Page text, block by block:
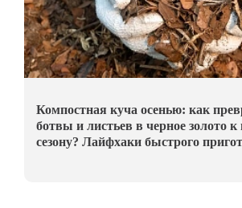
Компостная куча осенью: как
ботвы и листьев в черное золото
сезону? Лайфхаки быстрого